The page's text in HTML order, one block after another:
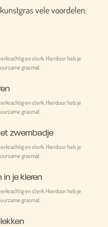
vele voordelen:
en sterk. Hierdoor heb je
grasmat.
en sterk. Hierdoor heb je
grasmat.
zwembadje
en sterk. Hierdoor heb je
grasmat.
in je kleren
en sterk. Hierdoor heb je
grasmat.